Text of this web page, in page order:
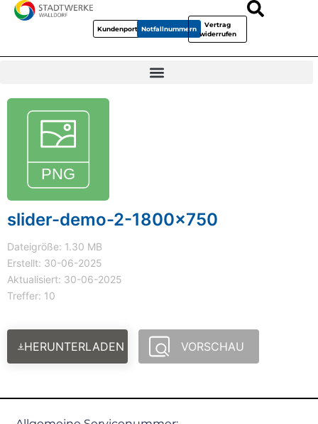
KundenportalNotfallnummern
Vertrag
widerrufen
slider-demo-2-1800x750
Dateigröße: 1.30 MB
Erstellt: 30-06-2025
Aktualisiert: 30-06-2025
Treffer: 10
HERUNTERLADEN VORSCHAU